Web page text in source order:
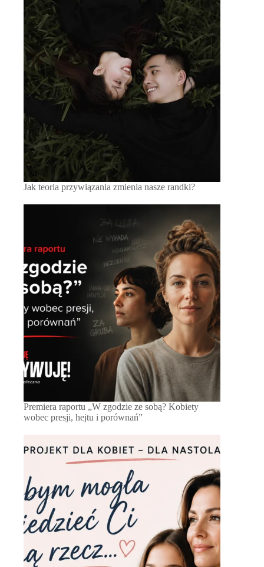
Jak teoria przywiązania zmienia nasze randki?
Premiera raportu „W zgodzie ze sobą? Kobiety
wobec presji, hejtu i porównań”